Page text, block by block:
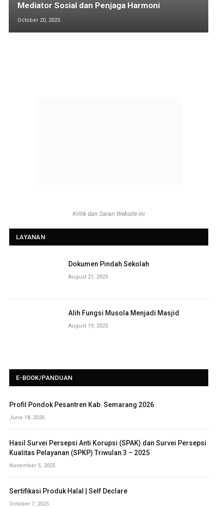
Mediator Sosial dan Penjaga Harmoni
October 20, 2025
Kritik dan Saran Website ini
LAYANAN
Dokumen Pindah Sekolah
August 21, 2025
Alih Fungsi Musola Menjadi Masjid
August 19, 2025
E-BOOK/PANDUAN
Profil Pondok Pesantren Kab. Semarang 2026
June 18, 2026
Hasil Survei Persepsi Anti Korupsi (SPAK) dan Survei Persepsi
Kualitas Pelayanan (SPKP) Triwulan 3 – 2025
November 5, 2025
Sertifikasi Produk Halal | Self Declare
October 7, 2025